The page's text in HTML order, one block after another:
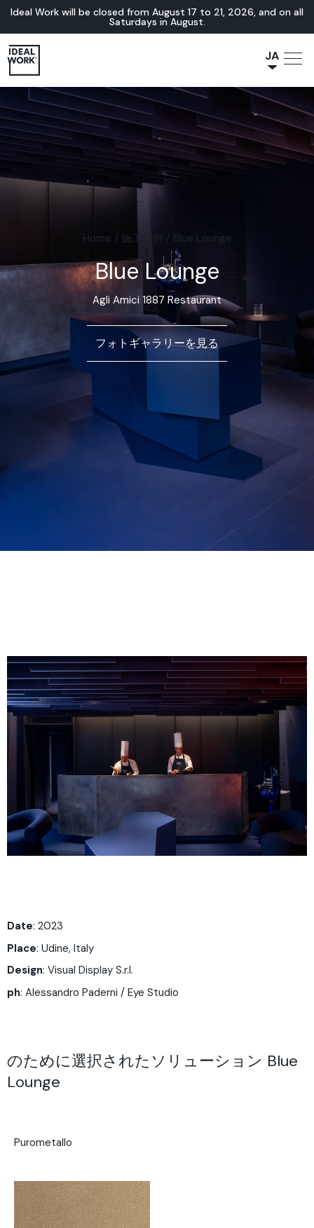
Ideal Work will be closed from August 17 to 21, 2026, and on all
Saturdays in August.
JA
IT
ES
Home / 施工事例 / Blue Lounge
Blue Lounge
Agli Amici 1887 Restaurant
フォトギャラリーを見る
Date: 2023
Place: Udine, Italy
Design: Visual Display S.r.l.
ph: Alessandro Paderni / Eye Studio
のために選択されたソリューション Blue
Lounge
Purometallo